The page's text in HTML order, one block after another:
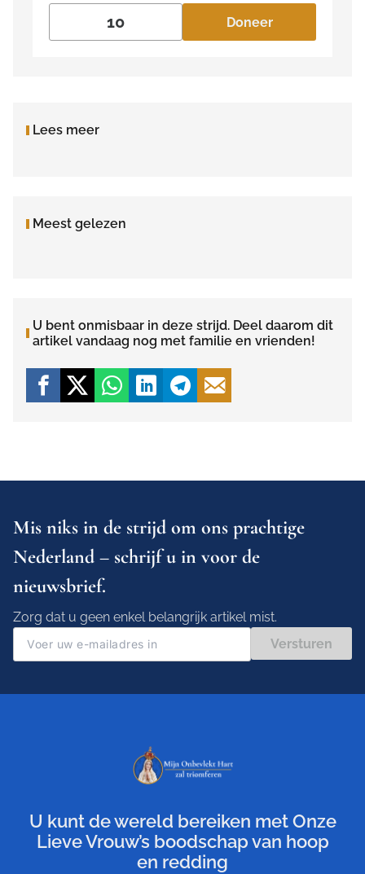
Doneer
Lees meer
Meest gelezen
U bent onmisbaar in deze strijd. Deel daarom dit
artikel vandaag nog met familie en vrienden!
Mis niks in de strijd om ons prachtige
Nederland – schrijf u in voor de
nieuwsbrief.
Zorg dat u geen enkel belangrijk artikel mist.
Versturen
U kunt de wereld bereiken met Onze
Lieve Vrouw’s boodschap van hoop
en redding